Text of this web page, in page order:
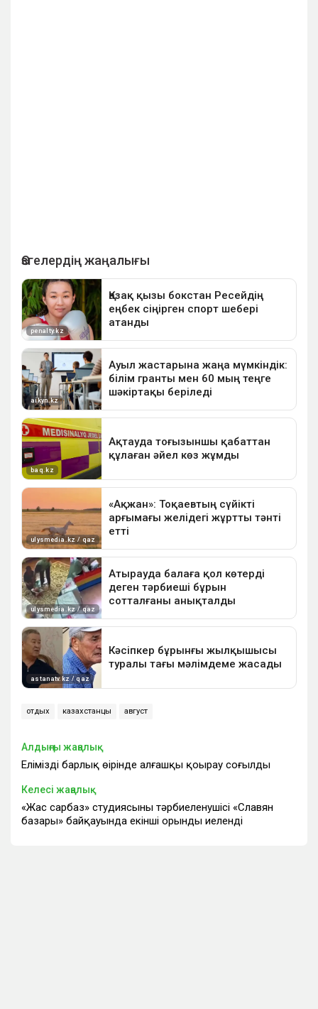
отдых казахстанцы август
Алдыңғы жаңалық
Еліміздің барлық өңірінде алғашқы қоңырау соғылды
Келесі жаңалық
«Жас сарбаз» студиясының тәрбиеленушісі «Славян
базары» байқауында екінші орынды иеленді